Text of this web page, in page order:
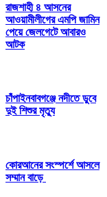
রাজশাহী ৪ আসনের
আওয়ামীলীগের এমপি জামিন
পেয়ে জেলগেটে আবারও
আটক
চাঁপাইনবাবগঞ্জে নদীতে ডুবে
দুই শিশুর মৃত্যু
কোরআনের সংস্পর্শে আসলে
সম্মান বাড়ে